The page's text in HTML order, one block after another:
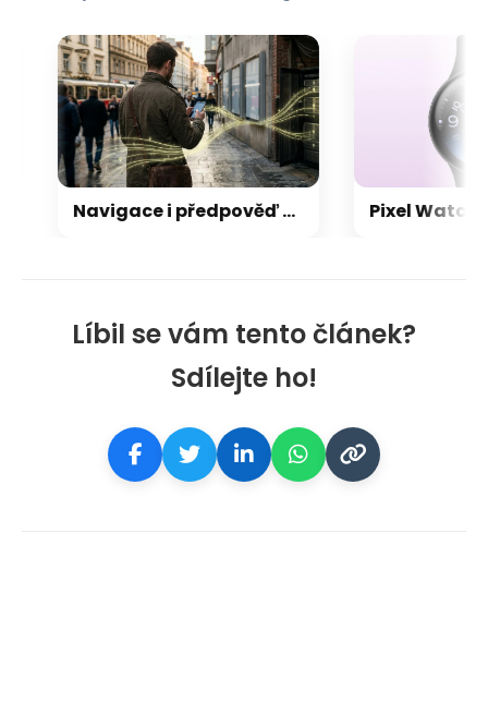
Líbil se vám tento článek?
Sdílejte ho!
Navigace i předpověď počasí: vaše oblíbené aplikace mohou tajně odesílat informace o poloze